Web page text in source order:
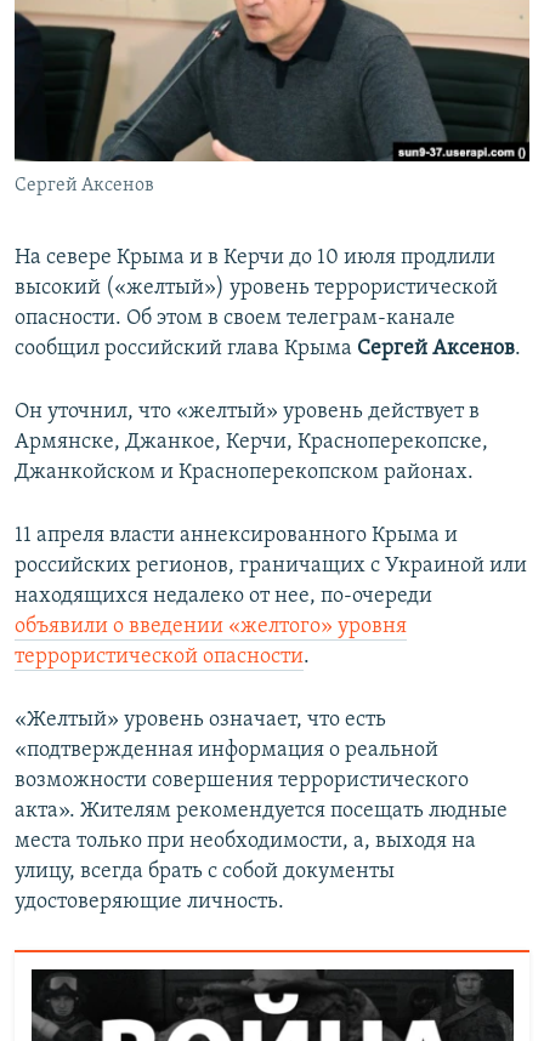
ПОБЕДИТЕЛЕЙ НЕ СУДЯТ?
КРЫМ.НЕПОКОРЕННЫЙ
УКРАИНСКАЯ ПРОБЛЕМА КРЫМА
ПРИСОЕДИНЯЙТЕСЬ!
Все сайты RFE/RL
Сергей Аксенов
На севере Крыма и в Керчи до 10 июля продлили
высокий («желтый») уровень террористической
опасности. Об этом в своем телеграм-канале
сообщил российский глава Крыма Сергей Аксенов.
Он уточнил, что «желтый» уровень действует в
Армянске, Джанкое, Керчи, Красноперекопске,
Джанкойском и Красноперекопском районах.
11 апреля власти аннексированного Крыма и
российских регионов, граничащих с Украиной или
находящихся недалеко от нее, по-очереди
объявили о введении «желтого» уровня
террористической опасности.
«Желтый» уровень означает, что есть
«подтвержденная информация о реальной
возможности совершения террористического
акта». Жителям рекомендуется посещать людные
места только при необходимости, а, выходя на
улицу, всегда брать с собой документы
удостоверяющие личность.